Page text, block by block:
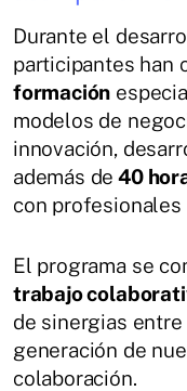
Durante el
participantes han
formación
modelos de
innovación,
además de 40
con profesionales
El programa se
trabajo
de sinergias
generación de
colaboración.